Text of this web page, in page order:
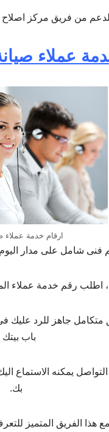
من فريق مركز اصلاح
عملاء
ارقام خدمة عملاء
فنى شامل على مدار
اطلب رقم خدمة عملاء
جاهز للرد عليك
باب بيتك
يمكنه الاستماع
بك.
هذا الفريق المتميز